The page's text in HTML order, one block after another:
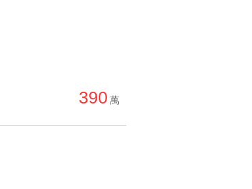
390 萬